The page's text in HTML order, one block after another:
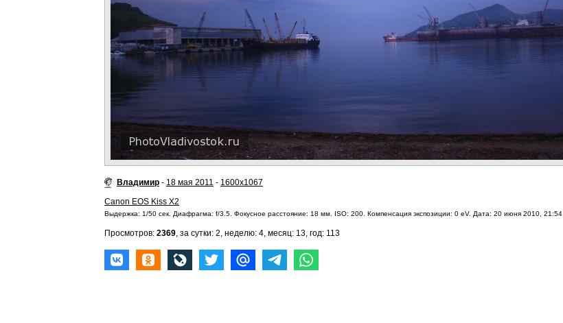
Владимир - 18 мая 2011 - 1600x1067
Canon EOS Kiss X2
Выдержка: 1/50 сек. Диафрагма: f/3.5. Фокусное расстояние: 18 мм. ISO: 200. Компенсация экспозиции: 0 eV. Дата: 20 июня 2010, 21:54
Просмотров: 2369, за сутки: 2, неделю: 4, месяц: 13, год: 113